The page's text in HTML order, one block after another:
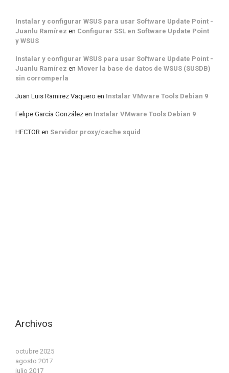
Instalar y configurar WSUS para usar Software Update Point -
Juanlu Ramírez en Configurar SSL en Software Update Point
y WSUS
Instalar y configurar WSUS para usar Software Update Point -
Juanlu Ramírez en Mover la base de datos de WSUS (SUSDB)
sin corromperla
Juan Luis Ramirez Vaquero en Instalar VMware Tools Debian 9
Felipe García González en Instalar VMware Tools Debian 9
HECTOR en Servidor proxy/cache squid
Archivos
octubre 2025
agosto 2017
julio 2017